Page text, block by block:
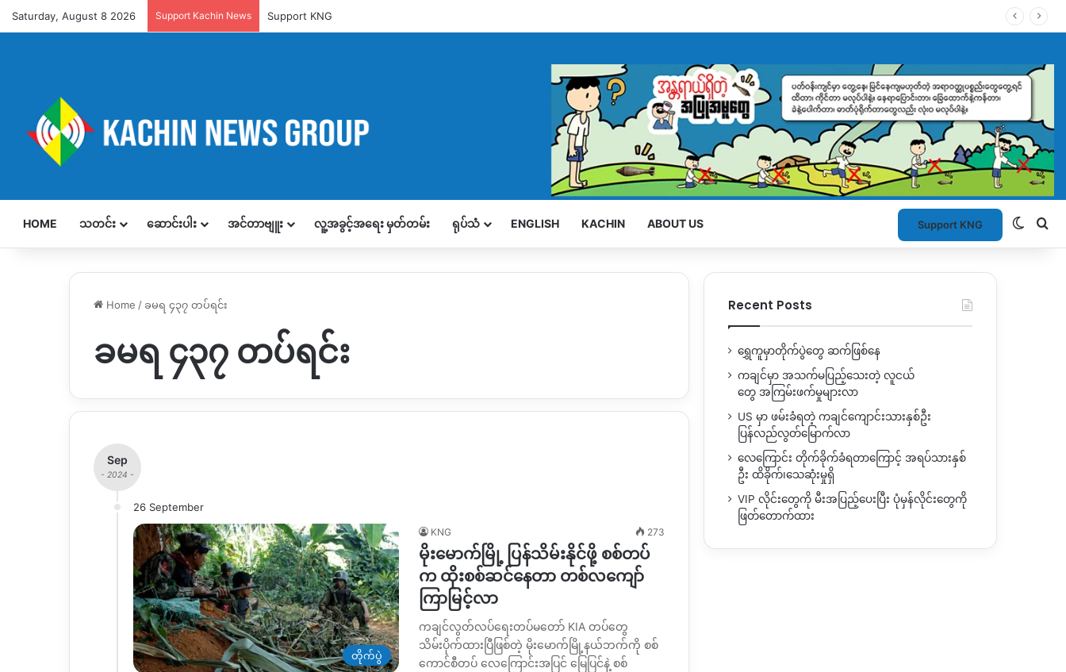
Saturday, August 8 2026 Support Kachin News Support KNG
HOME သတင်း ဆောင်းပါး အင်တာဗျူး လူ့အခွင့်အရေး မှတ်တမ်း ရုပ်သံ ENGLISH KACHIN ABOUT US Support KNG
Home /ခမရ ၄၃၇ တပ်ရင်း
ခမရ ၄၃၇ တပ်ရင်း
Sep
- 2024 -
26 September
တိုက်ပွဲ
KNG 273
မိုးမောက်မြို့ ပြန်သိမ်းနိုင်ဖို့ စစ်တပ်
က ထိုးစစ်ဆင်နေတာ တစ်လကျော်
ကြာမြင့်လာ
ကချင်လွတ်လပ်ရေးတပ်မတော် KIA တပ်တွေ
သိမ်းပိုက်ထားပြီဖြစ်တဲ့ မိုးမောက်မြို့နယ်ဘက်ကို စစ်
ကောင်စီတပ် လေကြောင်းအပြင် မြေပြင်နဲ့ စစ်
Recent Posts
ရွှေကူမှာတိုက်ပွဲတွေ ဆက်ဖြစ်နေ
ကချင်မှာ အသက်မပြည့်သေးတဲ့ လူငယ်
တွေ အကြမ်းဖက်မှုများလာ
US မှာ ဖမ်းခံရတဲ့ ကချင်ကျောင်းသားနှစ်ဦး
ပြန်လည်လွတ်မြောက်လာ
လေကြောင်း တိုက်ခိုက်ခံရတာကြောင့် အရပ်သားနှစ်
ဦး ထိခိုက်၊သေဆုံးမှုရှိ
VIP လိုင်းတွေကို မီးအပြည့်ပေးပြီး ပုံမှန်လိုင်းတွေကို
ဖြတ်တောက်ထား